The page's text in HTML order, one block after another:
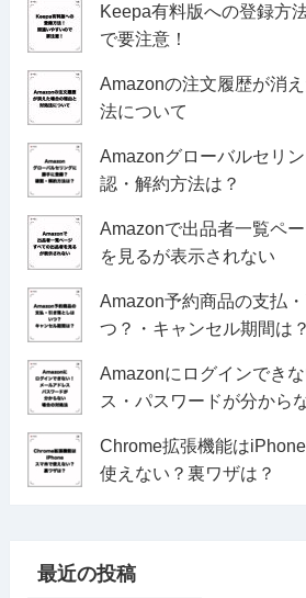
Keepa有料版への登録方
で要注意！
Amazonの注文履歴が消
法について
Amazonグローバルセリ
認・解約方法は？
Amazonで出品者一覧ペ
を見るが表示されない
Amazon予約商品の支払
つ？・キャンセル期間は？
Amazonにログインでき
ス・パスワードが分から
Chrome拡張機能は
使えない？裏ワザは？
最近の投稿